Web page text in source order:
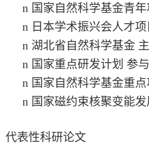
n 国家自然科学基金青年
n 日本学术振兴会人才项
n 湖北省自然科学基金
n 国家重点研发计划 参与
n 国家自然科学基金重点
n 国家磁约束核聚变能
代表性科研论文